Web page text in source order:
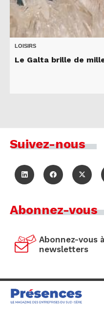
LOISIRS
Le Galta brille de
Suivez-nous
Abonnez-vous
Abonnez-vous
newsletters